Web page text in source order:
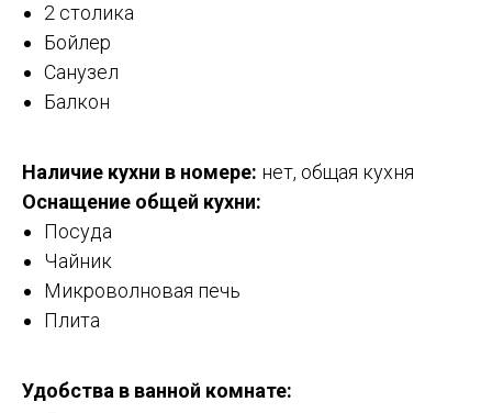
2 столика
Бойлер
Санузел
Балкон
Наличие кухни в номере: нет, общая кухня
Оснащение общей кухни:
Посуда
Чайник
Микроволновая печь
Плита
Удобства в ванной комнате: